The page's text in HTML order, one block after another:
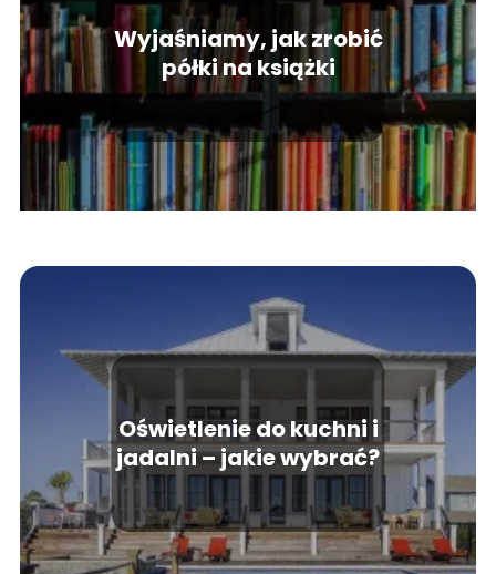
Wyjaśniamy, jak zrobić
półki na książki
Oświetlenie do kuchni i
jadalni – jakie wybrać?